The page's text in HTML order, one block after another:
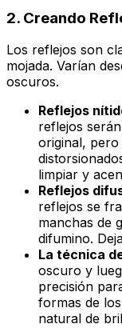
2. Creando
Los reflejos son
mojada. Varían
oscuros.
Reflejos
reflejos
original, pero
limpiar y
Reflejos
reflejos se
manchas de
difumino.
La técnica
oscuro y
precisión
formas de
natural de